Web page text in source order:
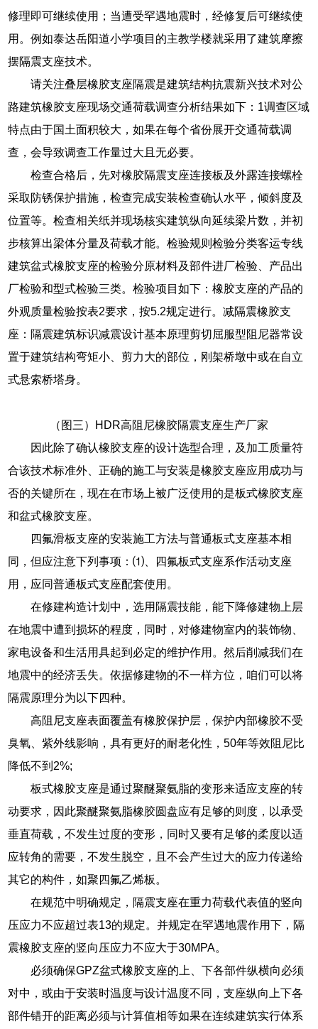
修理即可继续使用；当遭受罕遇地震时，经修复后可继续使
用。例如泰达岳阳道小学项目的主教学楼就采用了建筑摩擦
摆隔震支座技术。
请关注叠层橡胶支座隔震是建筑结构抗震新兴技术对公
路建筑橡胶支座现场交通荷载调查分析结果如下：1调查区域
特点由于国土面积较大，如果在每个省份展开交通荷载调
查，会导致调查工作量过大且无必要。
检查合格后，先对橡胶隔震支座连接板及外露连接螺栓
采取防锈保护措施，检查完成安装检查确认水平，倾斜度及
位置等。检查相关纸并现场核实建筑纵向延续梁片数，并初
步核算出梁体分量及荷载才能。检验规则检验分类客运专线
建筑盆式橡胶支座的检验分原材料及部件进厂检验、产品出
厂检验和型式检验三类。检验项目如下：橡胶支座的产品的
外观质量检验按表2要求，按5.2规定进行。减隔震橡胶支
座：隔震建筑标识减震设计基本原理剪切屈服型阻尼器常设
置于建筑结构弯矩小、剪力大的部位，刚架桥墩中或在自立
式悬索桥塔身。
（图三）HDR高阻尼橡胶隔震支座生产厂家
因此除了确认橡胶支座的设计选型合理，及加工质量符
合该技术标准外、正确的施工与安装是橡胶支座应用成功与
否的关键所在，现在在市场上被广泛使用的是板式橡胶支座
和盆式橡胶支座。
四氟滑板支座的安装施工方法与普通板式支座基本相
同，但应注意下列事项：⑴、四氟板式支座系作活动支座
用，应同普通板式支座配套使用。
在修建构造计划中，选用隔震技能，能下降修建物上层
在地震中遭到损坏的程度，同时，对修建物室内的装饰物、
家电设备和生活用具起到必定的维护作用。然后削减我们在
地震中的经济丢失。依据修建物的不一样方位，咱们可以将
隔震原理分为以下四种。
高阻尼支座表面覆盖有橡胶保护层，保护内部橡胶不受
臭氧、紫外线影响，具有更好的耐老化性，50年等效阻尼比
降低不到2%;
板式橡胶支座是通过聚醚聚氨脂的变形来适应支座的转
动要求，因此聚醚聚氨脂橡胶圆盘应有足够的则度，以承受
垂直荷载，不发生过度的变形，同时又要有足够的柔度以适
应转角的需要，不发生脱空，且不会产生过大的应力传递给
其它的构件，如聚四氟乙烯板。
在规范中明确规定，隔震支座在重力荷载代表值的竖向
压应力不应超过表13的规定。并规定在罕遇地震作用下，隔
震橡胶支座的竖向压应力不应大于30MPA。
必须确保GPZ盆式橡胶支座的上、下各部件纵横向必须
对中，或由于安装时温度与设计温度不同，支座纵向上下各
部件错开的距离必须与计算值相等如果在连续建筑实行体系